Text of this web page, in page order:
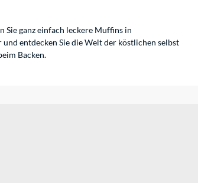
ganz einfach leckere Muffins in
entdecken Sie die Welt der köstlichen selbst
Backen.